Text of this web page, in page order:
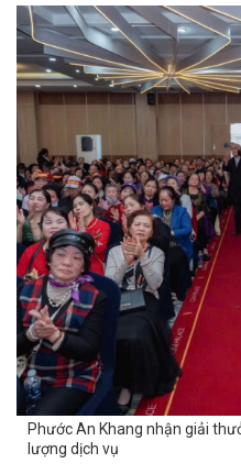
Phước An Khang nhận giải
lượng dịch vụ